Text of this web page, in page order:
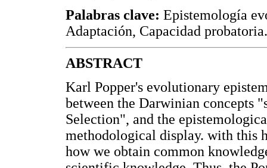
Palabras clave: Epistemología
Adaptación, Capacidad probatoria.
ABSTRACT
Karl Popper's evolutionary
between the Darwinian concepts
Selection", and the
methodological display. with this
how we obtain common